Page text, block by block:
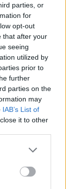
parties, or
for
opt-out
that after your
seeing
utilized by
prior to
further
parties on the
may
IAB’s List of
it to other
sokat
idén már
az